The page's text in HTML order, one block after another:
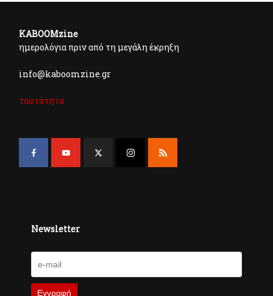
KABOOMzine
ημερολόγια πριν από τη μεγάλη έκρηξη
info@kaboomzine.gr
ταυτότητα
Newsletter